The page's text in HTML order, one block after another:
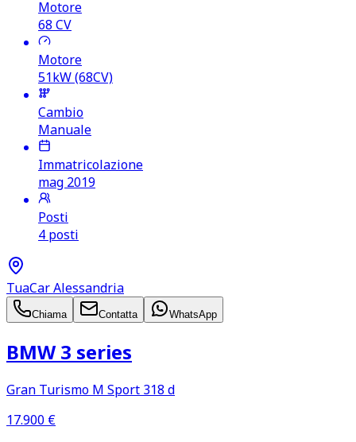
Motore
68 CV
Motore
51kW (68CV)
Cambio
Manuale
Immatricolazione
mag 2019
Posti
4 posti
TuaCar Alessandria
Chiama Contatta WhatsApp
BMW 3 series
Gran Turismo M Sport 318 d
17.900 €